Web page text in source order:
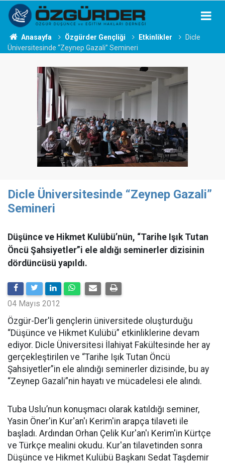
Anasayfa Özgürder Gençliği Etkinlikler
Dicle
Üniversitesinde “Zeynep Gazali” Semineri
Dicle Üniversitesinde “Zeynep Gazali”
Semineri
Düşünce ve Hikmet Kulübü’nün, “Tarihe Işık Tutan
Öncü Şahsiyetler”i ele aldığı seminerler dizisinin
dördüncüsü yapıldı.
04 Mayıs 2012
Özgür-Der'li gençlerin üniversitede oluşturduğu
“Düşünce ve Hikmet Kulübü” etkinliklerine devam
ediyor. Dicle Üniversitesi İlahiyat Fakültesinde her ay
gerçekleştirilen ve “Tarihe Işık Tutan Öncü
Şahsiyetler”in ele alındığı seminerler dizisinde, bu ay
“Zeynep Gazali”nin hayatı ve mücadelesi ele alındı.
Tuba Uslu’nun konuşmacı olarak katıldığı seminer,
Yasin Öner'in Kur'an'ı Kerim'in arapça tilaveti ile
başladı. Ardından Orhan Çelik Kur'an'ı Kerim'in Kürtçe
ve Türkçe mealini okudu. Kur'an tilavetinden sonra
Düşünce ve Hikmet Kulübü Başkanı Sedat Taşdemir